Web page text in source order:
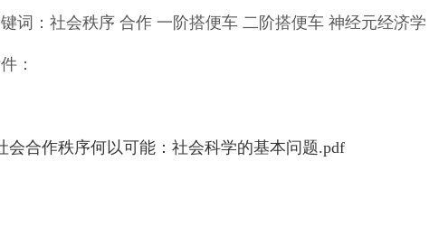
词 ：社会秩序 合作 一阶搭便车 二阶搭便车 神经元经济学
：
会合作秩序何以可能：社会科学的基本问题.pdf